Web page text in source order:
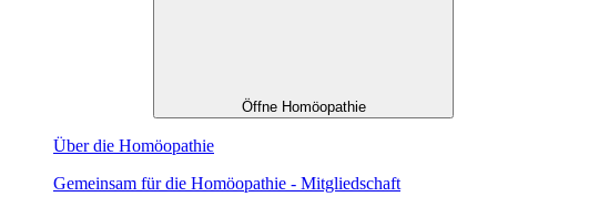
Öffne Homöopathie
Über die Homöopathie
Gemeinsam für die Homöopathie - Mitgliedschaft